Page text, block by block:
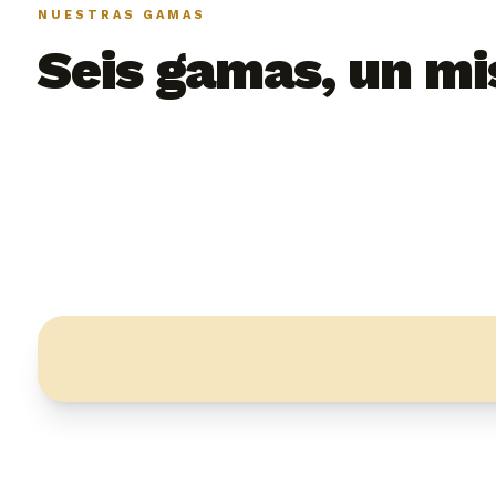
NUESTRAS GAMAS
Seis gamas, un